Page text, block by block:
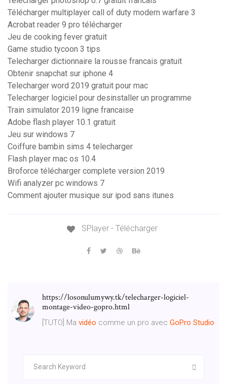
Télécharger multiplayer call of duty modern warfare 3
Acrobat reader 9 pro télécharger
Jeu de cooking fever gratuit
Game studio tycoon 3 tips
Telecharger dictionnaire la rousse francais gratuit
Obtenir snapchat sur iphone 4
Telecharger word 2019 gratuit pour mac
Telecharger logiciel pour desinstaller un programme
Train simulator 2019 ligne francaise
Adobe flash player 10.1 gratuit
Jeu sur windows 7
Coiffure bambin sims 4 telecharger
Flash player mac os 10.4
Broforce télécharger complete version 2019
Wifi analyzer pc windows 7
Comment ajouter musique sur ipod sans itunes
SPlayer - Télécharger
https://losonulumywy.tk/telecharger-logiciel-
montage-video-gopro.html
[TUTO] Ma vidéo comme un pro avec GoPro Studio